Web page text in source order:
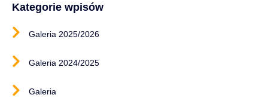
Kategorie wpisów
Galeria 2025/2026
Galeria 2024/2025
Galeria